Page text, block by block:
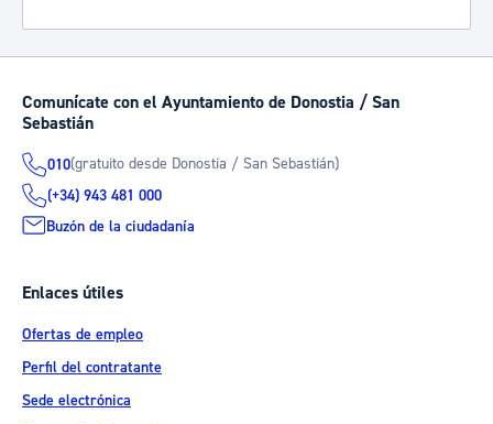
Comunícate con el Ayuntamiento de Donostia / San
Sebastián
010(gratuito desde Donostia / San Sebastián)
(+34) 943 481 000
Buzón de la ciudadanía
Enlaces útiles
Ofertas de empleo
Perfil del contratante
Sede electrónica